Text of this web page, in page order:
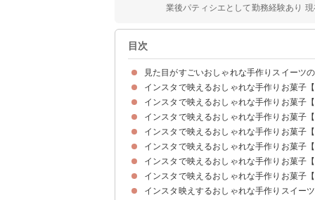
業後パティシエとして勤務経験あり
目次
見た目がすごいおしゃれな手作りスイーツ
インスタで映えるおしゃれな手作りお菓子
①簡単！抱っこくまさんクッキー
②ステンドグラスクッキー
③カラフルメレンゲクッキー
④ハロウィンのアイシングクッキー
インスタで映えるおしゃれな手作りお菓子
①チョコホイップカップケーキ
②マンディアンチョコ
③リボンチョコのガトーショコラ
④簡単！松ぼっくりケーキ
インスタで映えるおしゃれな手作りお菓子
①断面萌えフルーツミルクレープ
②ホワイトロールケーキ
③サンセバスチャンパウンドケーキ
④ハロウィンチーズケーキ
インスタで映えるおしゃれな手作りお菓子
①レモンパイ
②マスカットのカスタードタルト
③お花の中華あんこパイ
④アップルローズタルト
インスタで映えるおしゃれな手作りお菓子
①ハートのいちごミルクプリン
②七夕サイダーゼリー
③オレンジとラズベリーの2層ゼリー
インスタで映えるおしゃれな手作りお菓子
①パーティーにおすすめアイスケーキ
②ビーツシャーベット
③甘酒のフルーツアイスバー
インスタで映えるおしゃれな手作りお菓子
①バタフライピーのゼリードリンク
②エディブルフラワー入り生姜トマト酢ソーダ割
③キウイと甘酒のヨーグルトスムージー
インスタ映えするおしゃれな手作りスイー